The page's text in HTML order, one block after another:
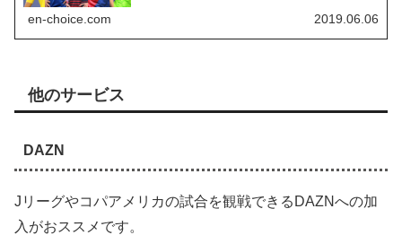
en-choice.com 2019.06.06
他のサービス
DAZN
Jリーグやコパアメリカの試合を観戦できるDAZNへの加
入がおススメです。